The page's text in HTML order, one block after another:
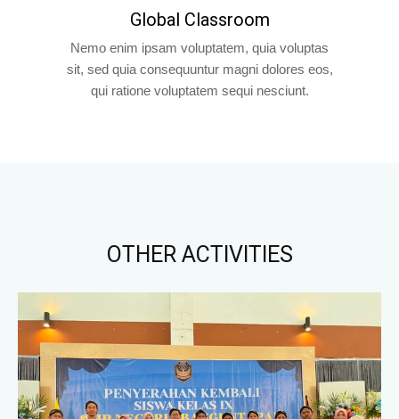
Global Classroom
Nemo enim ipsam voluptatem, quia voluptas
sit, sed quia consequuntur magni dolores eos,
qui ratione voluptatem sequi nesciunt.
OTHER ACTIVITIES